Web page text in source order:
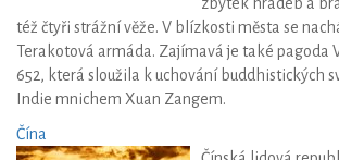
též čtyři strážní věže. V blízkosti města se
Terakotová armáda. Zajímavá je také pagoda
652, která sloužila k uchování buddhistických
Indie mnichem Xuan Zangem.
Čína